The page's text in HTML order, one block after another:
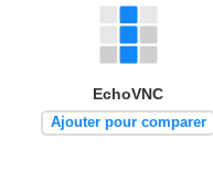
EchoVNC
Ajouter pour comparer